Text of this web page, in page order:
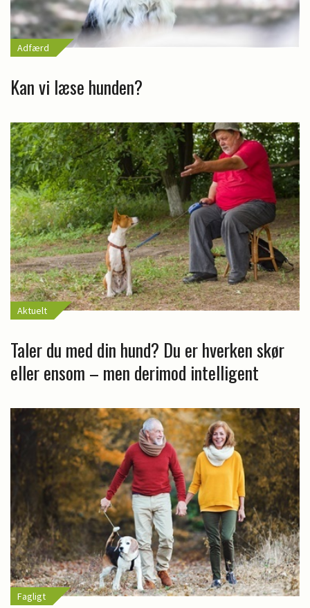
Adfærd
Kan vi læse hunden?
Aktuelt
Taler du med din hund? Du er hverken skør
eller ensom – men derimod intelligent
Fagligt